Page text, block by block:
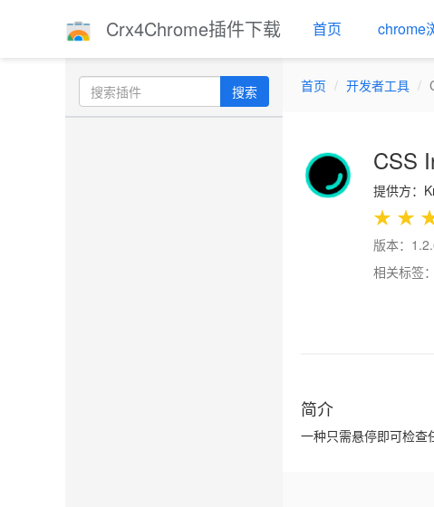
Crx4Chrome插件下载 首页 chrome
搜索 首页 开发者工具
CSS
提供方：
★ ★
版本：
相关标签：
简介
一种只需悬停即可检查